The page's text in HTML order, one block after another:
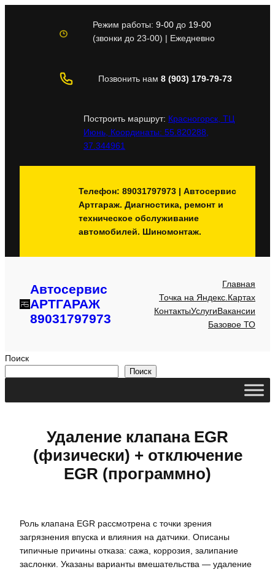
содержимому
Режим работы: 9-00до 19-00
(звонки до 23-00) | Ежедневно
Позвонить нам 8 (903) 179-79-73
Построить маршрут: Красногорск, ТЦ
Июнь, Координаты: 55.820288,
37.344961
Телефон: 89031797973 | Автосервис
Артгараж. Диагностика, ремонт и
техническое обслуживание
автомобилей. Шиномонтаж.
Автосервис
АРТГАРАЖ
89031797973
Главная
Точка на Яндекс.Картах
КонтактыУслугиВакансии
Базовое ТО
Поиск
Поиск
Удаление клапана EGR
(физически) + отключение
EGR (программно)
Роль клапана EGR рассмотрена с точки зрения
загрязнения впуска и влияния на датчики. Описаны
типичные причины отказа: сажа, коррозия, залипание
заслонки. Указаны варианты вмешательства — удаление